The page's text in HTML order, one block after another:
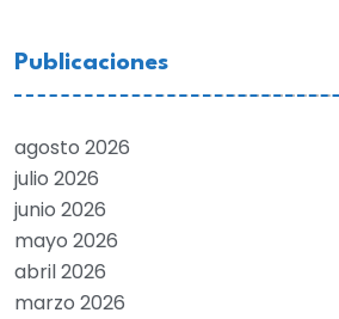
Publicaciones
agosto 2026
julio 2026
junio 2026
mayo 2026
abril 2026
marzo 2026